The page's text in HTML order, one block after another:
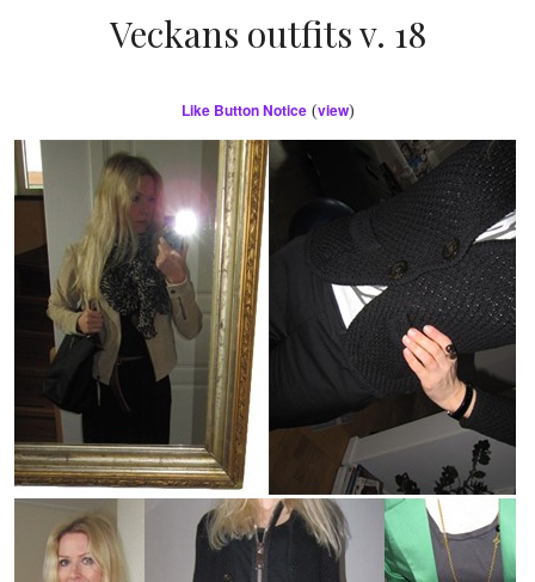
Veckans outfits v. 18
Like Button Notice(view)